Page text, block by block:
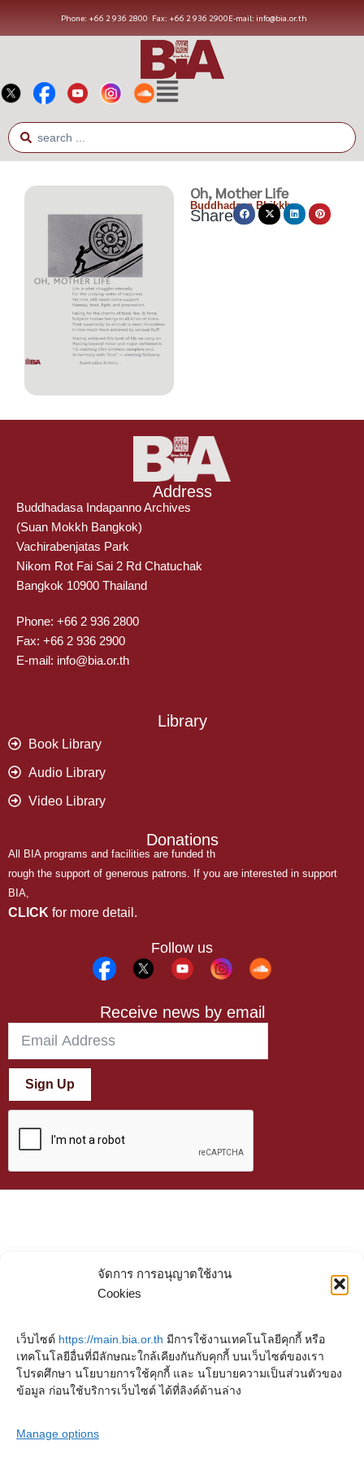
จัดการ การอนุญาตใช้งาน
Cookies
เว็บไซต์ https://main.bia.or.th มีการใช้งานเทคโนโลยีคุกกี้ หรือ
เทคโนโลยีอื่นที่มีลักษณะใกล้เคียงกันกับคุกกี้ บนเว็บไซต์ของเรา
โปรดศึกษา นโยบายการใช้คุกกี้ และ นโยบายความเป็นส่วนตัวของ
ข้อมูล ก่อนใช้บริการเว็บไซต์ ได้ที่ลิงค์ด้านล่าง
Manage options
Phone: +66 2 936 2800 Fax: +66 2 936 2900E-mail: info@bia.or.th
Oh, Mother Life
Buddhadasa Bhikkhu
Share
Address
Buddhadasa Indapanno Archives
(Suan Mokkh Bangkok)
Vachirabenjatas Park
Nikom Rot Fai Sai 2 Rd Chatuchak
Bangkok 10900 Thailand
Phone: +66 2 936 2800
Fax: +66 2 936 2900
E-mail: info@bia.or.th
Library
Book Library
Audio Library
Video Library
Donations
All BIA programs and facilities are funded th
rough the support of generous patrons. If you are interested in support
BIA,
CLICK for more detail.
Follow us
Receive news by email
Sign Up